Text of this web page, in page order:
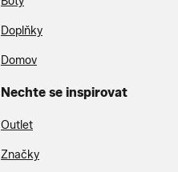
Doplňky
Domov
Nechte se inspirovat
Outlet
Značky